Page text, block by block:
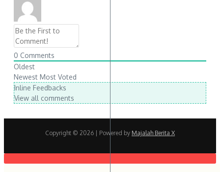
0 Comments
Oldest
Newest Most Voted
Inline Feedbacks
View all comments
Copyright © 2026 | Powered by Majalah Berita X